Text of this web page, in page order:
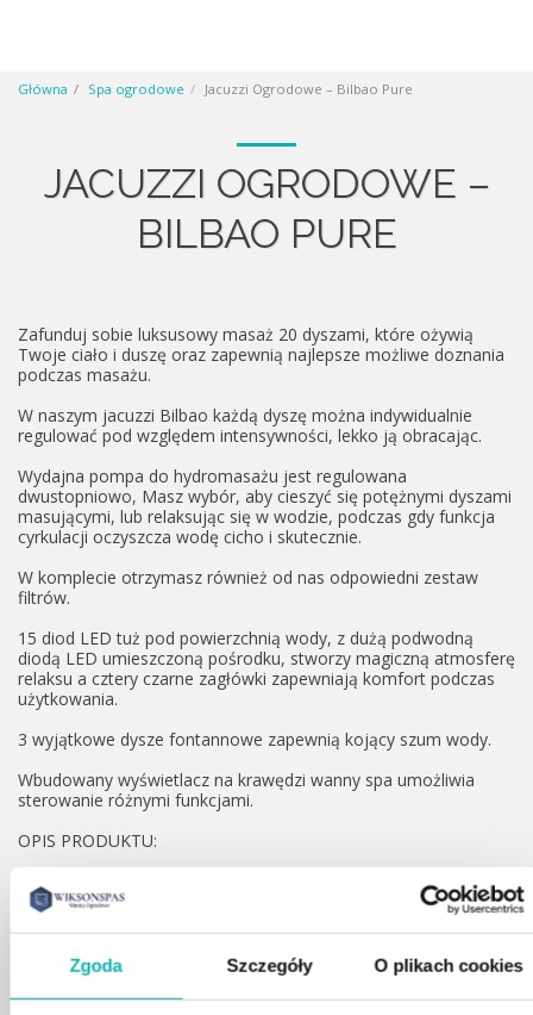
Zgoda Szczegóły O plikach cookies
Główna Spa ogrodowe Jacuzzi Ogrodowe – Bilbao Pure
JACUZZI OGRODOWE –
BILBAO PURE
Zafunduj sobie luksusowy masaż 20 dyszami, które ożywią
Twoje ciało i duszę oraz zapewnią najlepsze możliwe doznania
podczas masażu.
W naszym jacuzzi Bilbao każdą dyszę można indywidualnie
regulować pod względem intensywności, lekko ją obracając.
Wydajna pompa do hydromasażu jest regulowana
dwustopniowo, Masz wybór, aby cieszyć się potężnymi dyszami
masującymi, lub relaksując się w wodzie, podczas gdy funkcja
cyrkulacji oczyszcza wodę cicho i skutecznie.
W komplecie otrzymasz również od nas odpowiedni zestaw
filtrów.
15 diod LED tuż pod powierzchnią wody, z dużą podwodną
diodą LED umieszczoną pośrodku, stworzy magiczną atmosferę
relaksu a cztery czarne zagłówki zapewniają komfort podczas
użytkowania.
3 wyjątkowe dysze fontannowe zapewnią kojący szum wody.
Wbudowany wyświetlacz na krawędzi wanny spa umożliwia
sterowanie różnymi funkcjami.
OPIS PRODUKTU:
– 15 diod LED tuż pod powierzchnią wody w tym jedna duża
przy dnie.
– wszystkie dysze masujące można regulować pod względem
intensywności.
– Funkcja dezynfekcji ozonem
– 4 komfortowe czarne zagłówki
– Kolor wanny: biały